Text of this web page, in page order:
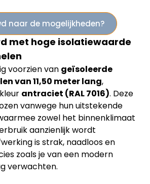
naar de mogelijkheden?
met hoge isolatiewaarde
voorzien van geïsoleerde
van 11,50 meter lang,
antraciet (RAL 7016). Deze
vanwege hun uitstekende
zowel het binnenklimaat
aanzienlijk wordt
is strak, naadloos en
zoals je van een modern
verwachten.